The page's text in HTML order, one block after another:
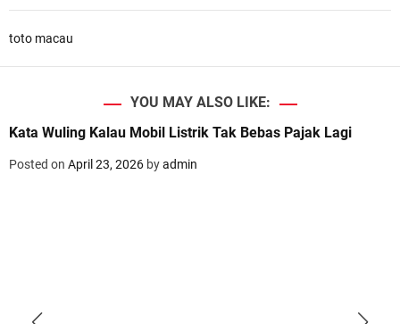
toto macau
YOU MAY ALSO LIKE:
Kata Wuling Kalau Mobil Listrik Tak Bebas Pajak Lagi
Posted on April 23, 2026 byadmin